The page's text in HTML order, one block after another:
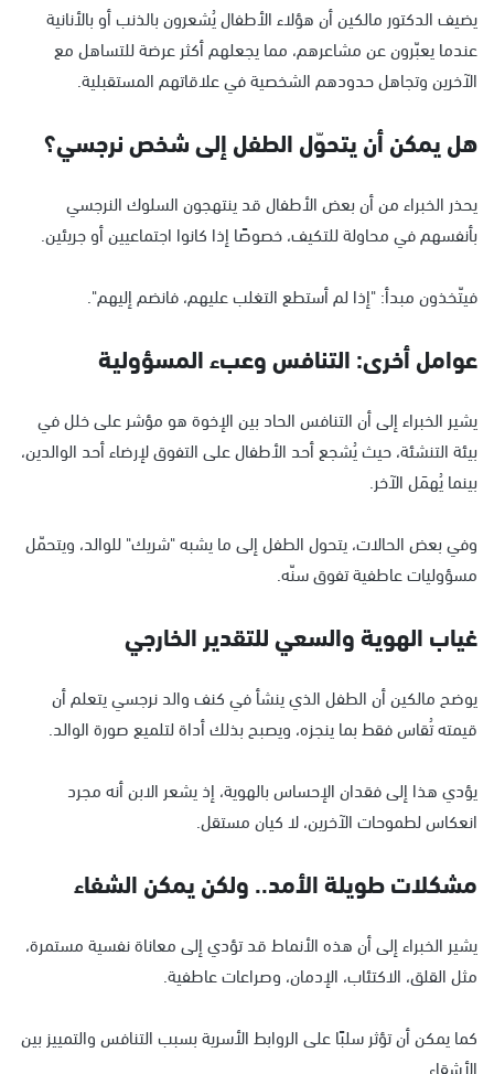
يضيف الدكتور مالكين أن هؤلاء الأطفال يُشعرون بالذنب أو بالأنانية
عندما يعبّرون عن مشاعرهم، مما يجعلهم أكثر عرضة للتساهل مع
الآخرين وتجاهل حدودهم الشخصية في علاقاتهم المستقبلية.
هل يمكن أن يتحوّل الطفل إلى شخص نرجسي؟
يحذر الخبراء من أن بعض الأطفال قد ينتهجون السلوك النرجسي
بأنفسهم في محاولة للتكيف، خصوصًا إذا كانوا اجتماعيين أو جريئين.
فيتّخذون مبدأ: "إذا لم أستطع التغلب عليهم، فانضم إليهم".
عوامل أخرى: التنافس وعبء المسؤولية
يشير الخبراء إلى أن التنافس الحاد بين الإخوة هو مؤشر على خلل في
بيئة التنشئة، حيث يُشجع أحد الأطفال على التفوق لإرضاء أحد الوالدين،
بينما يُهمَل الآخر.
وفي بعض الحالات، يتحول الطفل إلى ما يشبه "شريك" للوالد، ويتحمّل
مسؤوليات عاطفية تفوق سنّه.
غياب الهوية والسعي للتقدير الخارجي
يوضح مالكين أن الطفل الذي ينشأ في كنف والد نرجسي يتعلم أن
قيمته تُقاس فقط بما ينجزه، ويصبح بذلك أداة لتلميع صورة الوالد.
يؤدي هذا إلى فقدان الإحساس بالهوية، إذ يشعر الابن أنه مجرد
انعكاس لطموحات الآخرين، لا كيان مستقل.
مشكلات طويلة الأمد.. ولكن يمكن الشفاء
يشير الخبراء إلى أن هذه الأنماط قد تؤدي إلى معاناة نفسية مستمرة،
مثل القلق، الاكتئاب، الإدمان، وصراعات عاطفية.
كما يمكن أن تؤثر سلبًا على الروابط الأسرية بسبب التنافس والتمييز بين
الأشقاء.